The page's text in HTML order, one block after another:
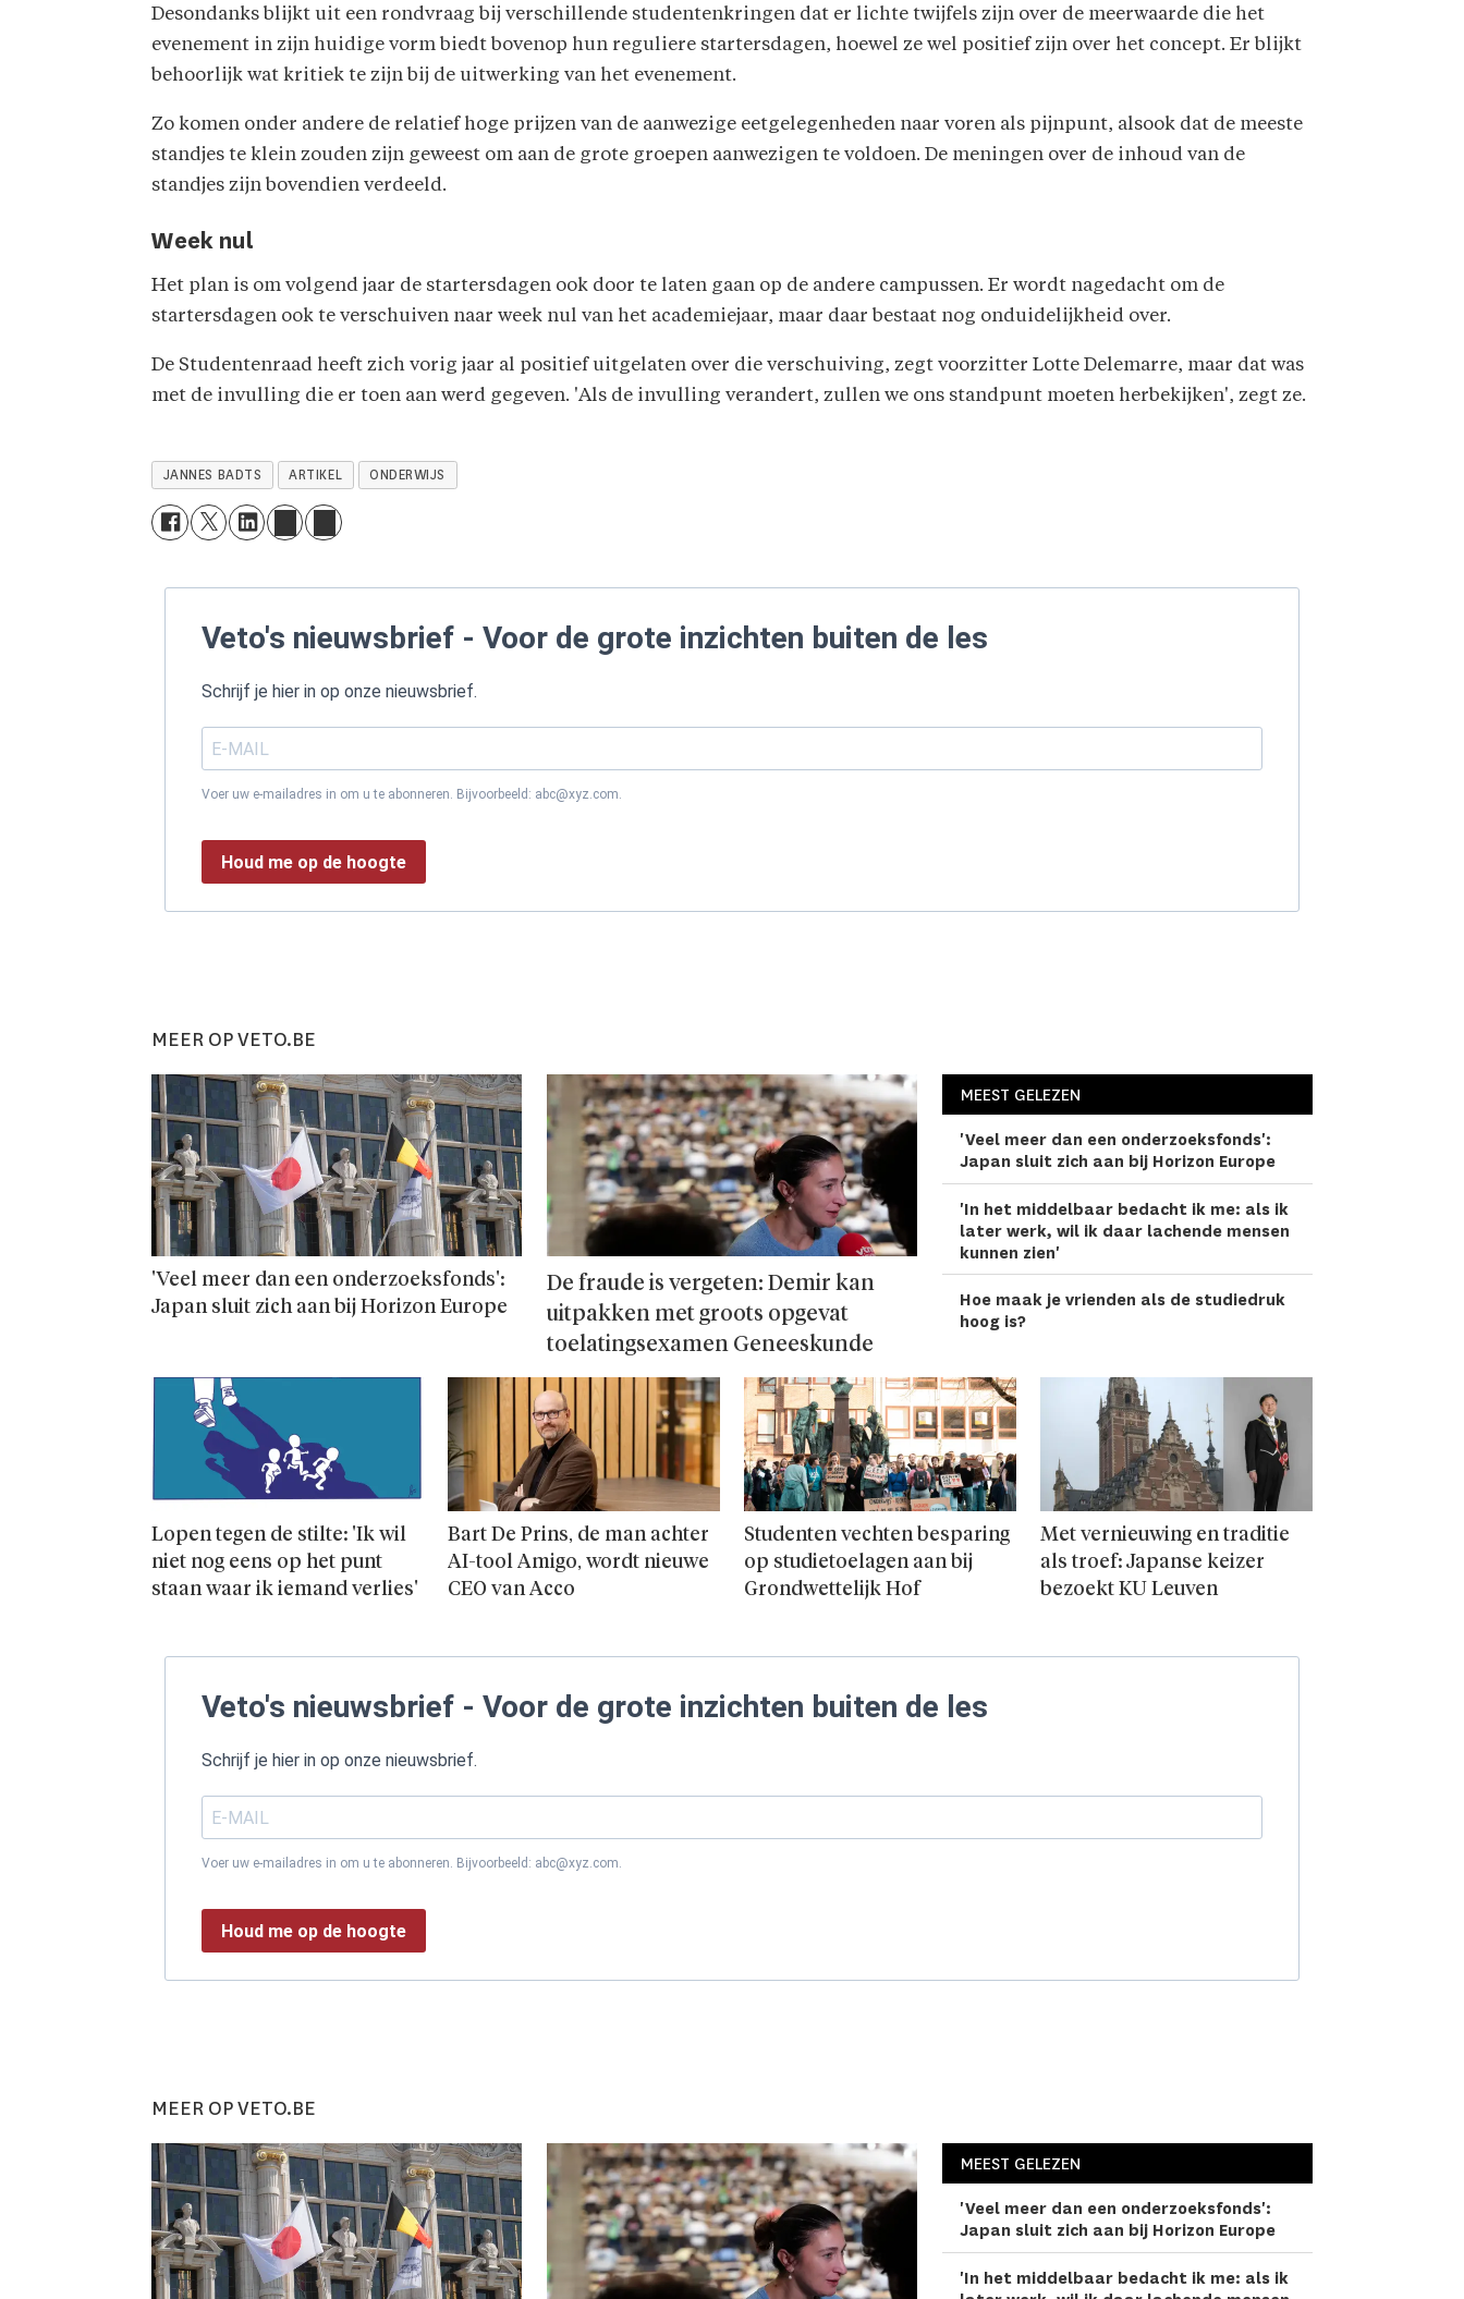
Desondanks blijkt uit een rondvraag bij verschillende studentenkringen dat er lichte twijfels zijn over de meerwaarde die het
evenement in zijn huidige vorm biedt bovenop hun reguliere startersdagen, hoewel ze wel positief zijn over het concept. Er blijkt
behoorlijk wat kritiek te zijn bij de uitwerking van het evenement.
Zo komen onder andere de relatief hoge prijzen van de aanwezige eetgelegenheden naar voren als pijnpunt, alsook dat de meeste
standjes te klein zouden zijn geweest om aan de grote groepen aanwezigen te voldoen. De meningen over de inhoud van de
standjes zijn bovendien verdeeld.
Week nul
Het plan is om volgend jaar de startersdagen ook door te laten gaan op de andere campussen. Er wordt nagedacht om de
startersdagen ook te verschuiven naar week nul van het academiejaar, maar daar bestaat nog onduidelijkheid over.
De Studentenraad heeft zich vorig jaar al positief uitgelaten over die verschuiving, zegt voorzitter Lotte Delemarre, maar dat was
met de invulling die er toen aan werd gegeven. 'Als de invulling verandert, zullen we ons standpunt moeten herbekijken', zegt ze.
JANNES BADTS ARTIKEL ONDERWIJS
Veto's nieuwsbrief - Voor de grote inzichten buiten de les
Schrijf je hier in op onze nieuwsbrief.
Voer uw e-mailadres in om u te abonneren. Bijvoorbeeld: abc@xyz.com.
Houd me op de hoogte
MEER OP VETO.BE
'Veel meer dan een onderzoeks­fonds':
Japan sluit zich aan bij Horizon Europe
De fraude is vergeten: Demir kan
uitpakken met groots opgevat
toelatingsexamen Geneeskunde
MEEST GELEZEN
'Veel meer dan een onderzoeks­fonds':
Japan sluit zich aan bij Horizon Europe
'In het middelbaar bedacht ik me: als ik
later werk, wil ik daar lachen­de mensen
kunnen zien'
Hoe maak je vrienden als de studiedruk
hoog is?
Lopen tegen de stilte: 'Ik wil
niet nog eens op het punt
staan waar ik iemand verlies'
Bart De Prins, de man achter
AI-tool Amigo, wordt nieuwe
CEO van Acco
Studenten vechten besparing
op studie­toelagen aan bij
Grondwettelijk Hof
Met vernieuwing en traditie
als troef: Japanse keizer
bezoekt KU Leuven
Veto's nieuwsbrief - Voor de grote inzichten buiten de les
Schrijf je hier in op onze nieuwsbrief.
Voer uw e-mailadres in om u te abonneren. Bijvoorbeeld: abc@xyz.com.
Houd me op de hoogte
MEER OP VETO.BE
MEEST GELEZEN
'Veel meer dan een onderzoeks­fonds':
Japan sluit zich aan bij Horizon Europe
'In het middelbaar bedacht ik me: als ik